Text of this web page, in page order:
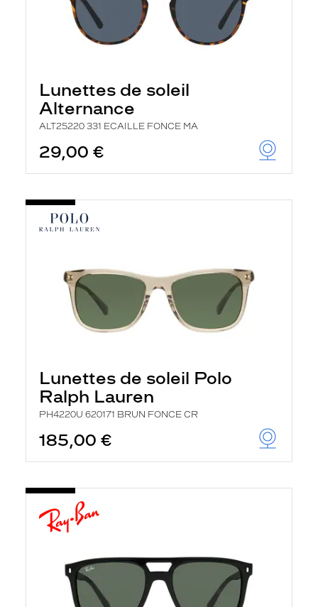
Lunettes de soleil
Alternance
ALT25220 331 ECAILLE FONCE MA
29,00 €
Lunettes de soleil Polo
Ralph Lauren
PH4220U 620171 BRUN FONCE CR
185,00 €